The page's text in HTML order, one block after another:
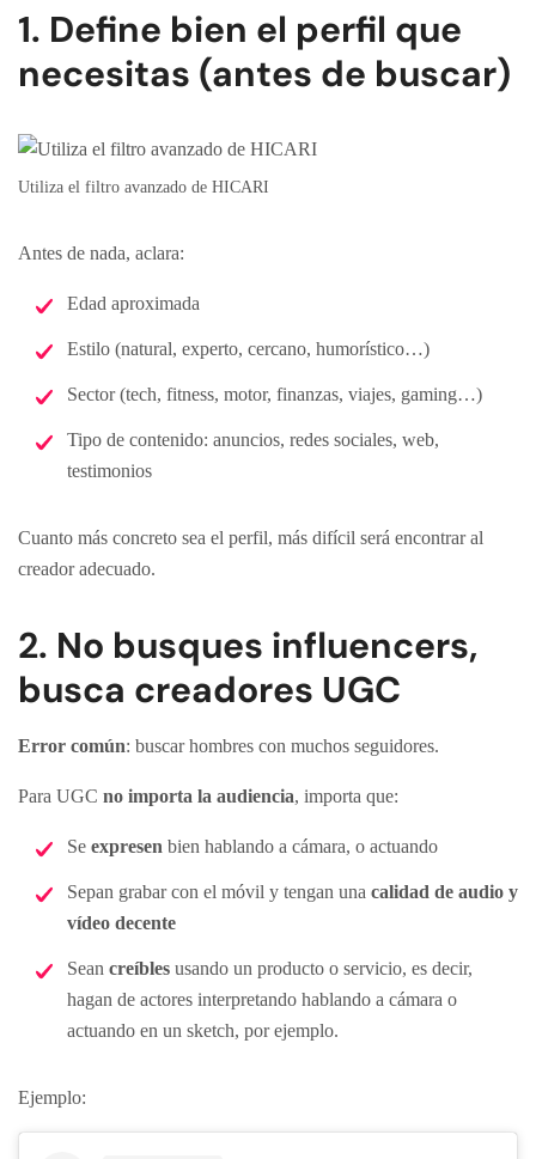
1. Define bien el perfil que
necesitas (antes de buscar)
Utiliza el filtro avanzado de HICARI
Antes de nada, aclara:
Edad aproximada
Estilo (natural, experto, cercano, humorístico…)
Sector (tech, fitness, motor, finanzas, viajes, gaming…)
Tipo de contenido: anuncios, redes sociales, web,
testimonios
Cuanto más concreto sea el perfil, más difícil será encontrar al
creador adecuado.
2. No busques influencers,
busca creadores UGC
Error común: buscar hombres con muchos seguidores.
Para UGC no importa la audiencia, importa que:
Se expresen bien hablando a cámara, o actuando
Sepan grabar con el móvil y tengan una calidad de audio y
vídeo decente
Sean creíbles usando un producto o servicio, es decir,
hagan de actores interpretando hablando a cámara o
actuando en un sketch, por ejemplo.
Ejemplo: